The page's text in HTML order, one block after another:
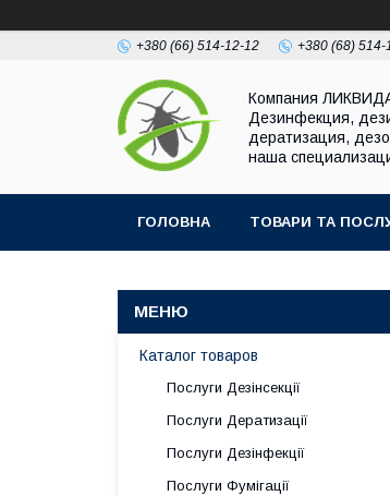
+380 (66) 514-12-12 +380 (68) 514-
Компания
Дезинфекция,
дератизация,
наша
ГОЛОВНА ТОВАРИ ТА
Каталог товаров
Послуги Дезінсекції
Послуги Дератизації
Послуги Дезінфекції
Послуги Фумігації